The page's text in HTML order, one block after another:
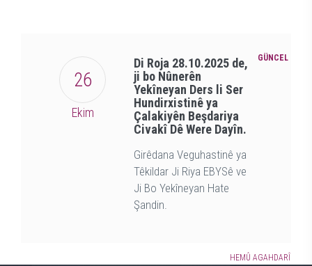
26
Ekim
Di Roja 28.10.2025 de,
ji bo Nûnerên
Yekîneyan Ders li Ser
Hundirxistinê ya
Çalakiyên Beşdariya
Civakî Dê Were Dayîn.
GÜNCEL
Girêdana Veguhastinê ya
Têkildar Ji Riya EBYSê ve
Ji Bo Yekîneyan Hate
Şandin.
HEMÛ AGAHDARÎ